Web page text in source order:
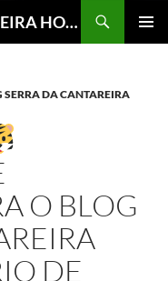
15 ANOS – SERRA DA CANTAREIRA HOJE E COTIDIANO DO BRASIL E DO MUNDO
SERRA DA CANTAREIRA
O BLOG
DE